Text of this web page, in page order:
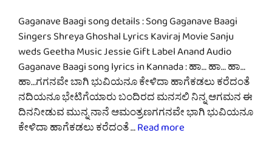
Gaganave Baagi song details : Song Gaganave Baagi
Singers Shreya Ghoshal Lyrics Kaviraj Movie Sanju
weds Geetha Music Jessie Gift Label Anand Audio
Gaganave Baagi song lyrics in Kannada : ಹಾ… ಹಾ… ಹಾ…
ಹಾ…ಗಗನವೇ ಬಾಗಿ ಭುವಿಯನೂ ಕೇಳಿದಾ ಹಾಗೆಕಡಲು ಕರೆದಂತೆ
ನದಿಯನೂ ಭೇಟಿಗೆಯಾರು ಬಂದಿರದ ಮನಸಲಿ ನಿನ್ನ ಆಗಮನ ಈ
ದಿನನೀಡುವ ಮುನ್ನ ನಾನೆ ಆಮಂತ್ರಣಗಗನವೇ ಭಾಗಿ ಭುವಿಯನೂ
ಕೇಳಿದಾ ಹಾಗೆಕಡಲು ಕರೆದಂತೆ …Read more